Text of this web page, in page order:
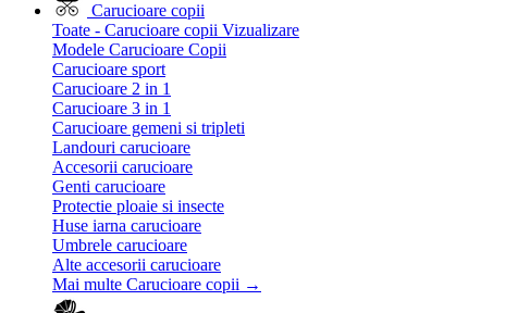
Carucioare copii
Toate - Carucioare copii Vizualizare
Modele Carucioare Copii
Carucioare sport
Carucioare 2 in 1
Carucioare 3 in 1
Carucioare gemeni si tripleti
Landouri carucioare
Accesorii carucioare
Genti carucioare
Protectie ploaie si insecte
Huse iarna carucioare
Umbrele carucioare
Alte accesorii carucioare
Mai multe Carucioare copii →